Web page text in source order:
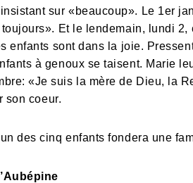
sur «beaucoup». Le 1er
Et le lendemain, lundi
enfants sont dans la joie.
à genoux se taisent. Marie
«Je suis la mère de Dieu, la
son coeur.
des cinq enfants fondera une